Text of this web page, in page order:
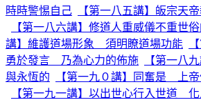
時時警惕自己
【第一八五講】皈宗天
【第一八六講】修道人重威儀不重世
講】維護道場形象 須明瞭道場功能
勇於發言 乃為心力的佈施
【第一八
與永恆的
【第一九０講】同奮是 上
【第一九一講】以出世心行入世道